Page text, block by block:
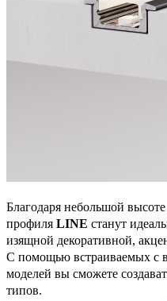
Благодаря небольшой
профиля LINE станут
изящной декоративной,
С помощью встраиваемых с
моделей вы сможете
типов.